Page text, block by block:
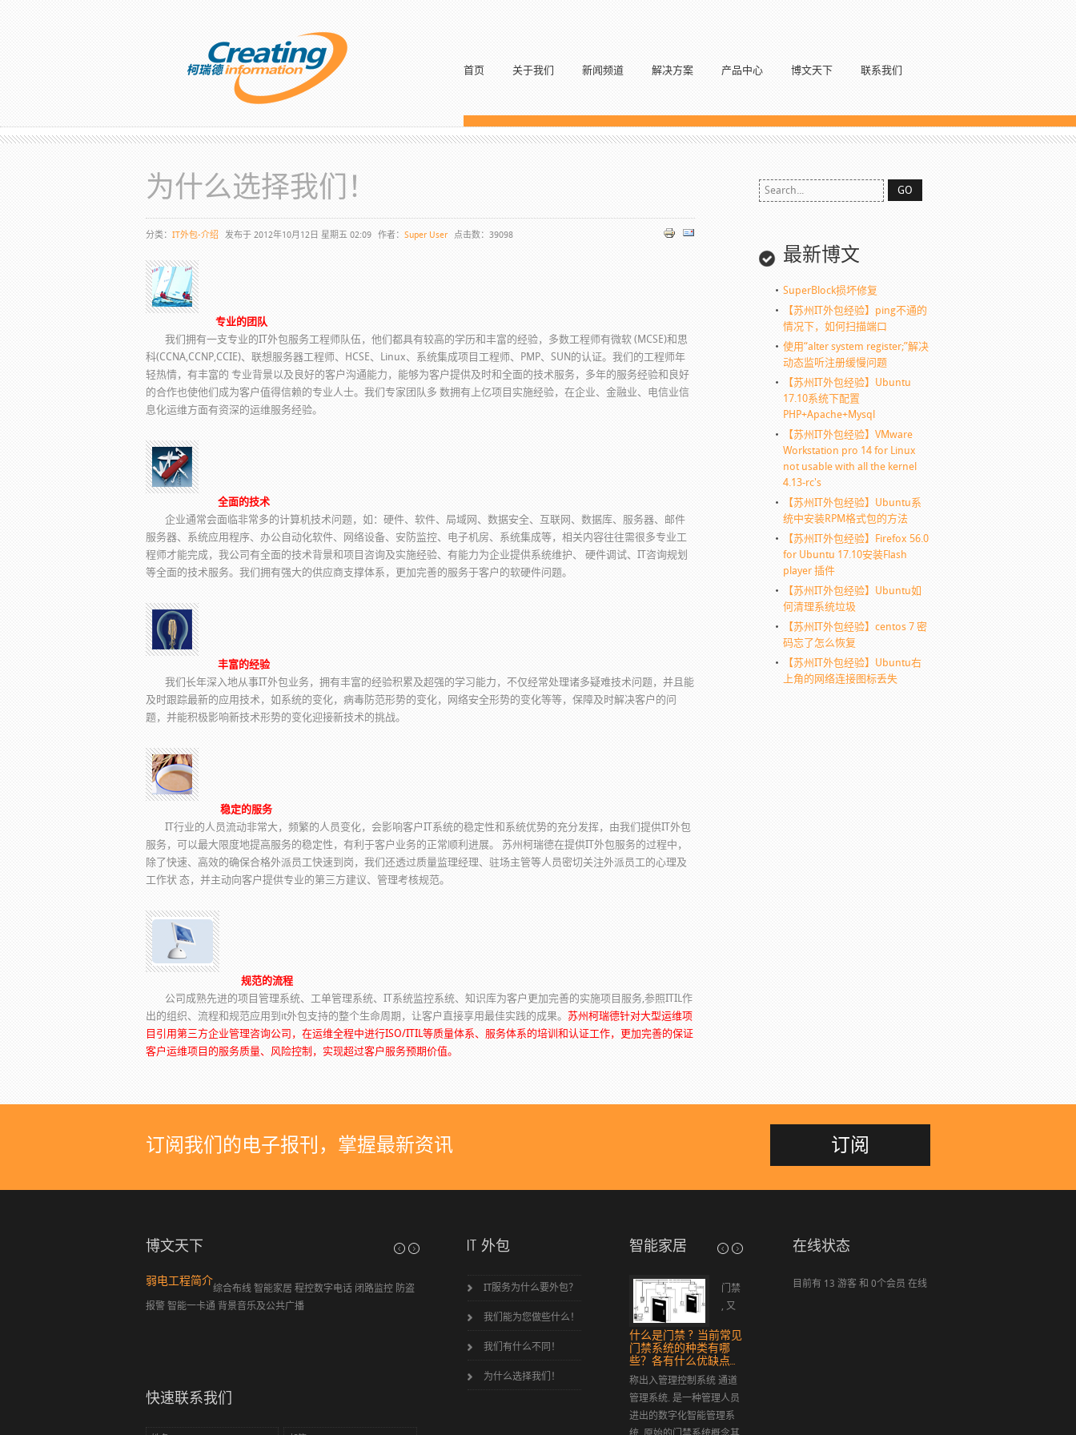
首页 关于我们 新闻频道 解决方案 产品中心 博文天下 联系我们
为什么选择我们！
分类： IT外包-介绍 发布于 2012年10月12日 星期五 02:09 作者： Super User 点击数：39098
专业的团队
我们拥有一支专业的IT外包服务工程师队伍，他们都具有较高的学历和丰富的经验，多数工程师有微软 (MCSE)和思
科(CCNA,CCNP,CCIE)、联想服务器工程师、HCSE、Linux、系统集成项目工程师、PMP、SUN的认证。我们的工程师年
轻热情，有丰富的 专业背景以及良好的客户沟通能力，能够为客户提供及时和全面的技术服务，多年的服务经验和良好
的合作也使他们成为客户值得信赖的专业人士。我们专家团队多 数拥有上亿项目实施经验，在企业、金融业、电信业信
息化运维方面有资深的运维服务经验。
全面的技术
企业通常会面临非常多的计算机技术问题，如：硬件、软件、局域网、数据安全、互联网、数据库、服务器、邮件
服务器、系统应用程序、办公自动化软件、网络设备、安防监控、电子机房、系统集成等，相关内容往往需很多专业工
程师才能完成，我公司有全面的技术背景和项目咨询及实施经验、有能力为企业提供系统维护、 硬件调试、IT咨询规划
等全面的技术服务。我们拥有强大的供应商支撑体系，更加完善的服务于客户的软硬件问题。
丰富的经验
我们长年深入地从事IT外包业务，拥有丰富的经验积累及超强的学习能力，不仅经常处理诸多疑难技术问题，并且能
及时跟踪最新的应用技术，如系统的变化，病毒防范形势的变化，网络安全形势的变化等等，保障及时解决客户的问
题，并能积极影响新技术形势的变化迎接新技术的挑战。
稳定的服务
IT行业的人员流动非常大，频繁的人员变化，会影响客户IT系统的稳定性和系统优势的充分发挥，由我们提供IT外包
服务，可以最大限度地提高服务的稳定性，有利于客户业务的正常顺利进展。 苏州柯瑞德在提供IT外包服务的过程中，
除了快速、高效的确保合格外派员工快速到岗，我们还透过质量监理经理、驻场主管等人员密切关注外派员工的心理及
工作状 态，并主动向客户提供专业的第三方建议、管理考核规范。
规范的流程
公司成熟先进的项目管理系统、工单管理系统、IT系统监控系统、知识库为客户更加完善的实施项目服务,参照ITIL作
出的组织、流程和规范应用到it外包支持的整个生命周期，让客户直接享用最佳实践的成果。 苏州柯瑞德针对大型运维项
目引用第三方企业管理咨询公司，在运维全程中进行ISO/ITIL等质量体系、服务体系的培训和认证工作，更加完善的保证
客户运维项目的服务质量、风险控制，实现超过客户服务预期价值。
最新博文
SuperBlock损坏修复
【苏州IT外包经验】ping不通的
情况下，如何扫描端口
使用“alter system register;”解决
动态监听注册缓慢问题
【苏州IT外包经验】Ubuntu
17.10系统下配置
PHP+Apache+Mysql
【苏州IT外包经验】VMware
Workstation pro 14 for Linux
not usable with all the kernel
4.13-rc's
【苏州IT外包经验】Ubuntu系
统中安装RPM格式包的方法
【苏州IT外包经验】Firefox 56.0
for Ubuntu 17.10安装Flash
player 插件
【苏州IT外包经验】Ubuntu如
何清理系统垃圾
【苏州IT外包经验】centos 7 密
码忘了怎么恢复
【苏州IT外包经验】Ubuntu右
上角的网络连接图标丢失
订阅我们的电子报刊，掌握最新资讯 订阅
博文天下
弱电工程简介
综合布线 智能家居 程控数字电话 闭路监控 防盗
报警 智能一卡通 背景音乐及公共广播
苏州柯瑞德信息系统是一家优秀的专注于为中小型企
业提供信息系统集成服务的企业。我们的IT工程师都具备国际认
证的微软、思科等专家证书，我们以专业的服务、合...
关于柯瑞德信息系统有限公司
瑞德信息系统有限公司是一家...
快速联系我们
IT 外包
IT服务为什么要外包？
我们能为您做些什么！
我们有什么不同！
为什么选择我们！
智能家居
什么是门禁 ? 当前常见
门禁系统的种类有哪
些？各有什么优缺点…
门禁
, 又
称出入管理控制系统 通道
管理系统. 是一种管理人员
进出的数字化智能管理系
在线状态
目前有 13 游客 和 0个会员 在线